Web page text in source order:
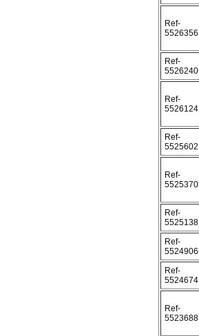
Ref-
5526356
Ref-
5526240
Ref-
5526124
Ref-
5525602
Ref-
5525370
Ref-
5525138
Ref-
5524906
Ref-
5524674
Ref-
5523688